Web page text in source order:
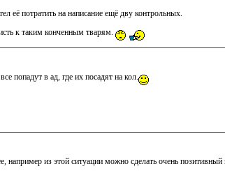
её потратить на написание ещё дву контрольных.
к таким конченным тварям.
попадут в ад, где их посадят на кол.
например из этой ситуации можно сделать очень